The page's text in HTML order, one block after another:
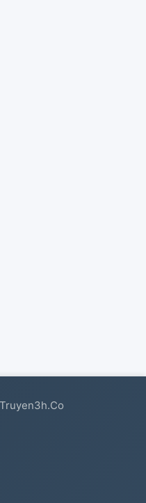
Truyen3h.Co